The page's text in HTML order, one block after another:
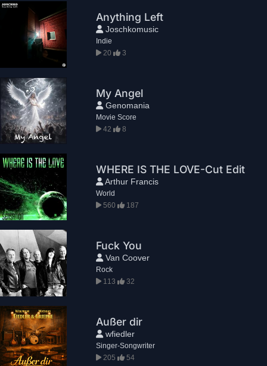
Anything Left
Joschkomusic
Indie
20
3
My Angel
Genomania
Movie Score
42
8
WHERE IS THE LOVE-Cut Edit
Arthur Francis
World
560
187
Fuck You
Van Coover
Rock
113
32
Außer dir
wfiedler
Singer-Songwriter
205
54